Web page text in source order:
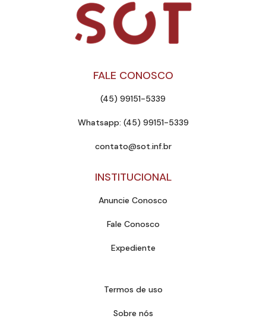
FALE CONOSCO
(45) 99151-5339
Whatsapp: (45) 99151-5339
contato@sot.inf.br
INSTITUCIONAL
Anuncie Conosco
Fale Conosco
Expediente
Termos de uso
Sobre nós